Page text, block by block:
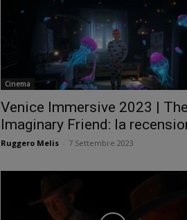
Cinema
Venice Immersive 2023 | The
Imaginary Friend: la
Ruggero Melis 7 Settembre 2023